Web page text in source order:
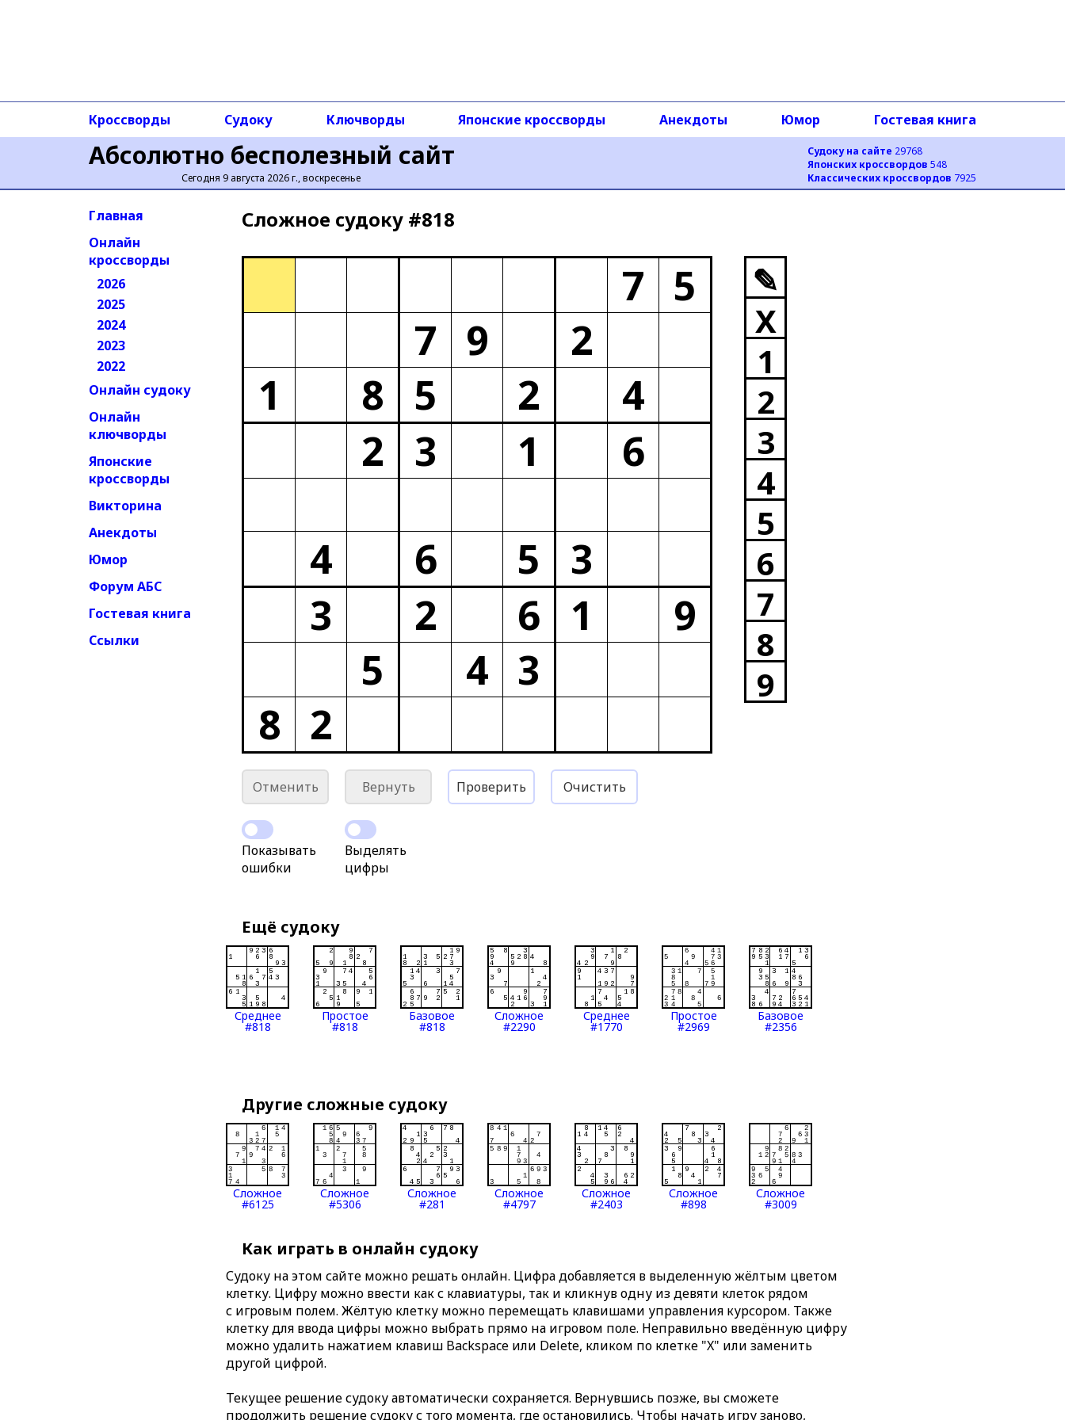
Абсолютно бесполезный сайт
Сегодня 9 августа 2026 г., воскресенье
Судоку на сайте 29768
Японских кроссвордов 548
Классических кроссвордов 7925
Кроссворды Судоку Ключворды Японские кроссворды Анекдоты Юмор Гостевая книга
Главная
Онлайн
кроссворды
2026
2025
2024
2023
2022
Онлайн судоку
Онлайн
ключворды
Японские
кроссворды
Викторина
Анекдоты
Юмор
Форум АБС
Гостевая книга
Ссылки
Сложное cудоку #818
7 5
7 9
2
1
8 5 2
4
2
3 1
6
4
6 5
3
3
2 6 1
9
5
4 3
8 2
✎
X
1
2
3
4
5
6
7
8
9
Отменить Вернуть Проверить Очистить
Показывать
ошибки
Выделять
цифры
Ещё судоку
Среднее
#818
Простое
#818
Базовое
#818
Сложное
#2290
Среднее
#1770
Простое
#2969
Базовое
#2356
Другие сложные судоку
Сложное
#6125
Сложное
#5306
Сложное
#281
Сложное
#4797
Сложное
#2403
Сложное
#898
Сложное
#3009
Как играть в онлайн судоку
Судоку на этом сайте можно решать онлайн. Цифра добавляется в выделенную жёлтым цветом
клетку. Цифру можно ввести как с клавиатуры, так и кликнув одну из девяти клеток рядом
с игровым полем. Жёлтую клетку можно перемещать клавишами управления курсором. Также
клетку для ввода цифры можно выбрать прямо на игровом поле. Неправильно введённую цифру
можно удалить нажатием клавиш Backspace или Delete, кликом по клетке "X" или заменить
другой цифрой.
Текущее решение судоку автоматически сохраняется. Вернувшись позже, вы сможете
продолжить решение судоку с того момента, где остановились. Чтобы начать игру заново,